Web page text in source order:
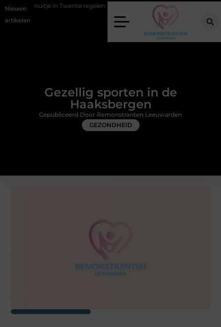
Nieuwe
artikelen
Twente regelen Wat zero-click search betekent voor de toekomst
Gezellig sporten in de
Haaksbergen
GEZONDHEID
Gepubliceerd Door Remonstranten Leeuwarden